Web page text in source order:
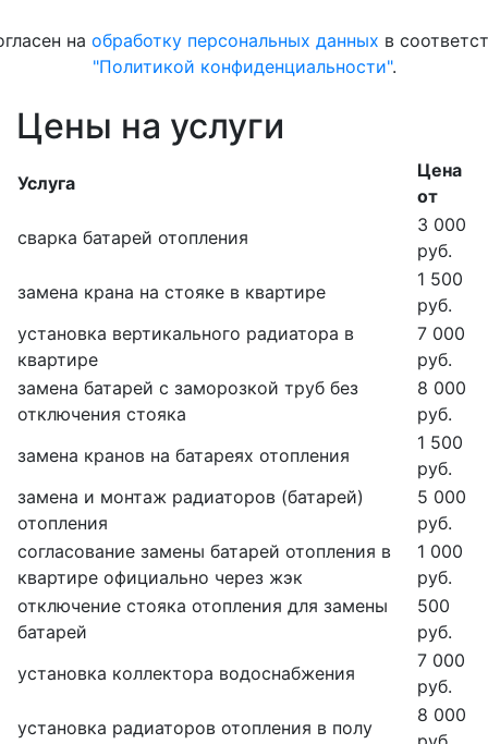
на обработку персональных данных в
"Политикой конфиденциальности".
Цены на услуги
Услуга
Цена
от
сварка батарей отопления
3 000
руб.
замена крана на стояке в квартире
1 500
руб.
установка вертикального радиатора в
квартире
7 000
руб.
замена батарей с заморозкой труб без
отключения стояка
8 000
руб.
замена кранов на батареях отопления
1 500
руб.
замена и монтаж радиаторов (батарей)
отопления
5 000
руб.
согласование замены батарей отопления в
квартире официально через жэк
1 000
руб.
отключение стояка отопления для замены
батарей
500
руб.
установка коллектора водоснабжения
7 000
руб.
установка радиаторов отопления в полу
8 000